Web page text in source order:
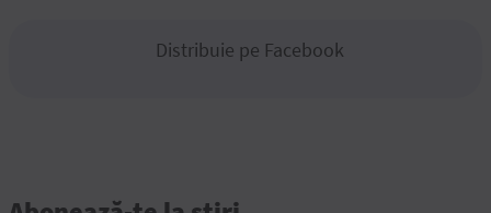
Distribuie pe Facebook